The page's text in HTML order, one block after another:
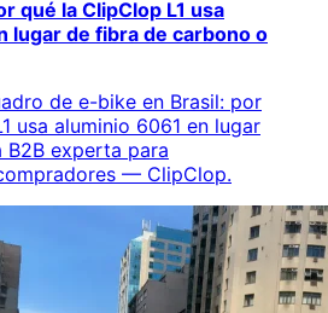
qué la ClipClop L1 usa
lugar de fibra de carbono o
de e-bike en Brasil: por
usa aluminio 6061 en lugar
B2B experta para
— ClipClop.